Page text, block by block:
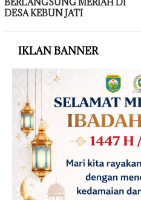
DESA KEBUN JATI
IKLAN BANNER